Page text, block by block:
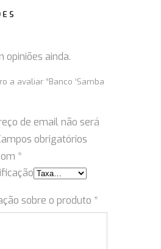
opiniões ainda.
a avaliar “Banco ‘Samba
de email não será
obrigatórios
*
sobre o produto *